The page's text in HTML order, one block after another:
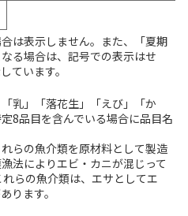
は表示しません。また、「夏期
る場合は、記号での表示はせ
ています。
乳」「落花生」「えび」「か
8品目を含んでいる場合に品目名
らの魚介類を原材料として製造
法によりエビ・カニが混じって
らの魚介類は、エサとしてエ
ります。